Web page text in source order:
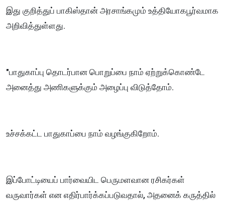
இது குறித்துப் பாகிஸ்தான் அரசாங்கமும் உத்தியோகபூர்வமாக
அறிவித்துள்ளது.
"பாதுகாப்பு தொடர்பான பொறுப்பை நாம் ஏற்றுக்கொண்டே
அனைத்து அணிகளுக்கும் அழைப்பு விடுத்தோம்.
உச்சக்கட்ட பாதுகாப்பை நாம் வழங்குகிறோம்.
இப்போட்டியைப் பார்வையிட பெருமளவான ரசிகர்கள்
வருவார்கள் என எதிர்பார்க்கப்படுவதால், அதனைக் கருத்தில்